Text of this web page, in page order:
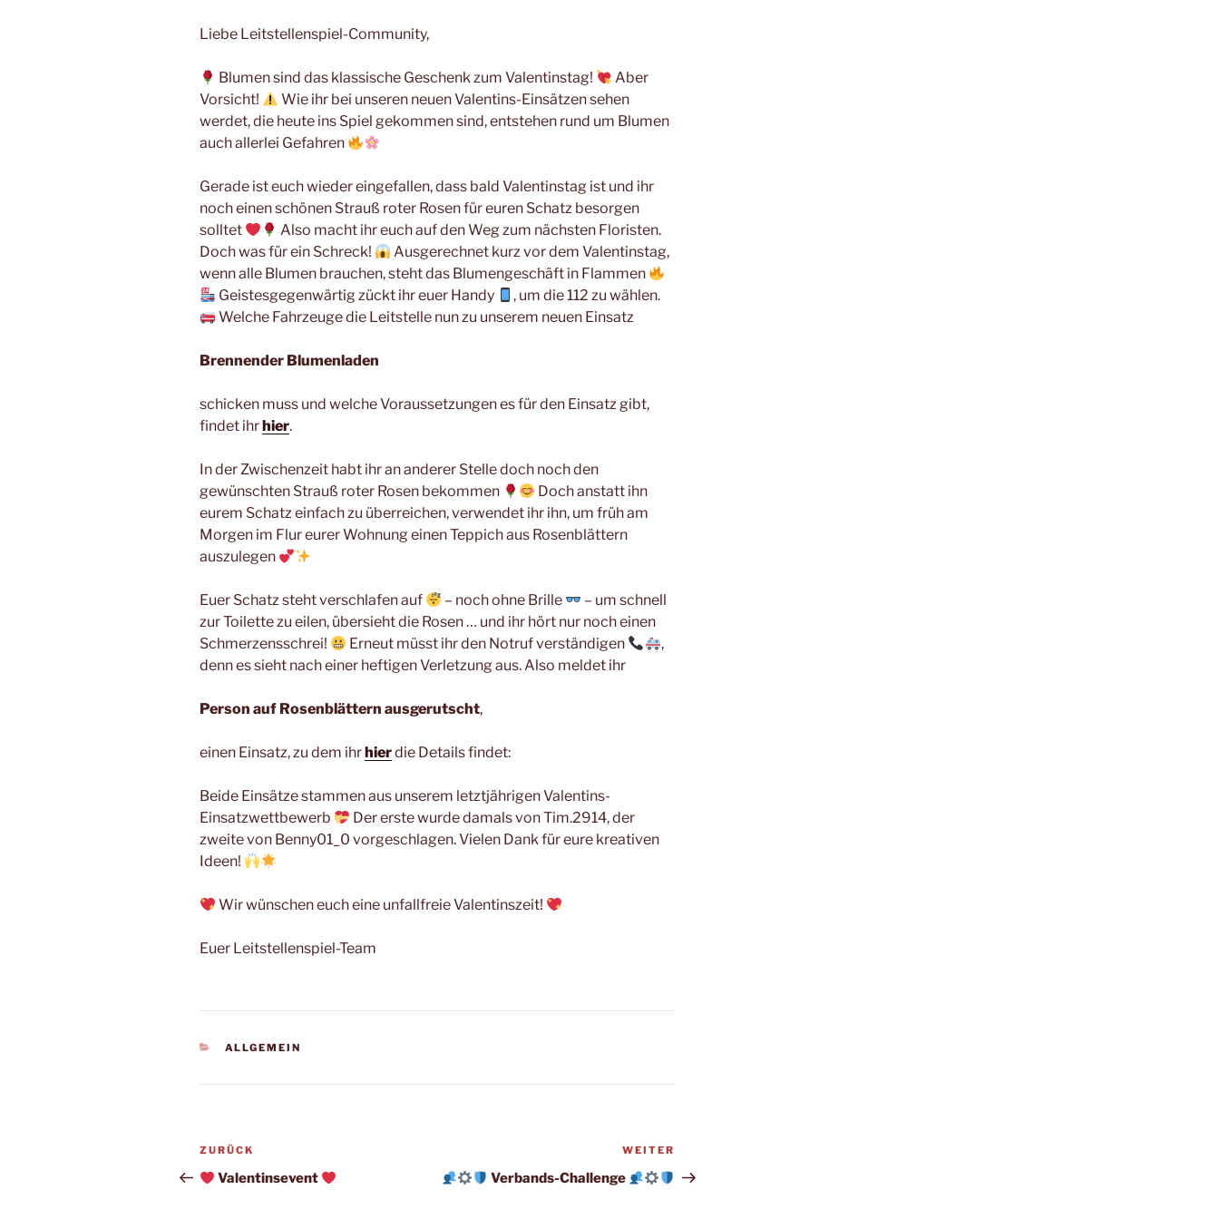
Liebe Leitstellenspiel-Community,
Blumen sind das klassische Geschenk zum Valentinstag!
Aber
Vorsicht!
Wie ihr bei unseren neuen Valentins-Einsätzen sehen
werdet, die heute ins Spiel gekommen sind, entstehen rund um Blumen
auch allerlei Gefahren
Gerade ist euch wieder eingefallen, dass bald Valentinstag ist und ihr
noch einen schönen Strauß roter Rosen für euren Schatz besorgen
solltet
Also macht ihr euch auf den Weg zum nächsten Floristen.
Doch was für ein Schreck!
Ausgerechnet kurz vor dem Valentinstag,
wenn alle Blumen brauchen, steht das Blumengeschäft in Flammen
Geistesgegenwärtig zückt ihr euer Handy
, um die 112 zu wählen.
Welche Fahrzeuge die Leitstelle nun zu unserem neuen Einsatz
Brennender Blumenladen
schicken muss und welche Voraussetzungen es für den Einsatz gibt,
findet ihr hier.
In der Zwischenzeit habt ihr an anderer Stelle doch noch den
gewünschten Strauß roter Rosen bekommen
Doch anstatt ihn
eurem Schatz einfach zu überreichen, verwendet ihr ihn, um früh am
Morgen im Flur eurer Wohnung einen Teppich aus Rosenblättern
auszulegen
Euer Schatz steht verschlafen auf – noch ohne Brille
– um schnell
zur Toilette zu eilen, übersieht die Rosen … und ihr hört nur noch einen
Schmerzensschrei!
Erneut müsst ihr den Notruf verständigen
,
denn es sieht nach einer heftigen Verletzung aus. Also meldet ihr
Person auf Rosenblättern ausgerutscht,
einen Einsatz, zu dem ihr hierdie Details findet:
Beide Einsätze stammen aus unserem letztjährigen Valentins-
Einsatzwettbewerb
Der erste wurde damals von Tim.2914, der
zweite von Benny01_0 vorgeschlagen. Vielen Dank für eure kreativen
Ideen!
Wir wünschen euch eine unfallfreie Valentinszeit!
Euer Leitstellenspiel-Team
KATEGORIEN
ALLGEMEIN
Beitragsnavigation
Vorheriger
Beitrag
ZURÜCK
Valentinsevent
Beitrag
WEITER
Verbands-Challenge